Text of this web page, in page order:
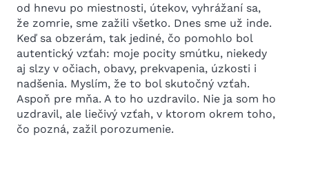
od hnevu po miestnosti, útekov, vyhrážaní sa,
že zomrie, sme zažili všetko. Dnes sme už inde.
Keď sa obzerám, tak jediné, čo pomohlo bol
autentický vzťah: moje pocity smútku, niekedy
aj slzy v očiach, obavy, prekvapenia, úzkosti i
nadšenia. Myslím, že to bol skutočný vzťah.
Aspoň pre mňa. A to ho uzdravilo. Nie ja som ho
uzdravil, ale liečivý vzťah, v ktorom okrem toho,
čo pozná, zažil porozumenie.